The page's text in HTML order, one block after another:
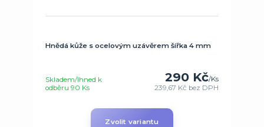
Hnědá kůže s ocelovým uzávěrem šířka 4 mm
290 Kč/Ks
239,67 Kč bez DPH
Skladem/Ihned k
odběru 90 Ks
Zvolit variantu